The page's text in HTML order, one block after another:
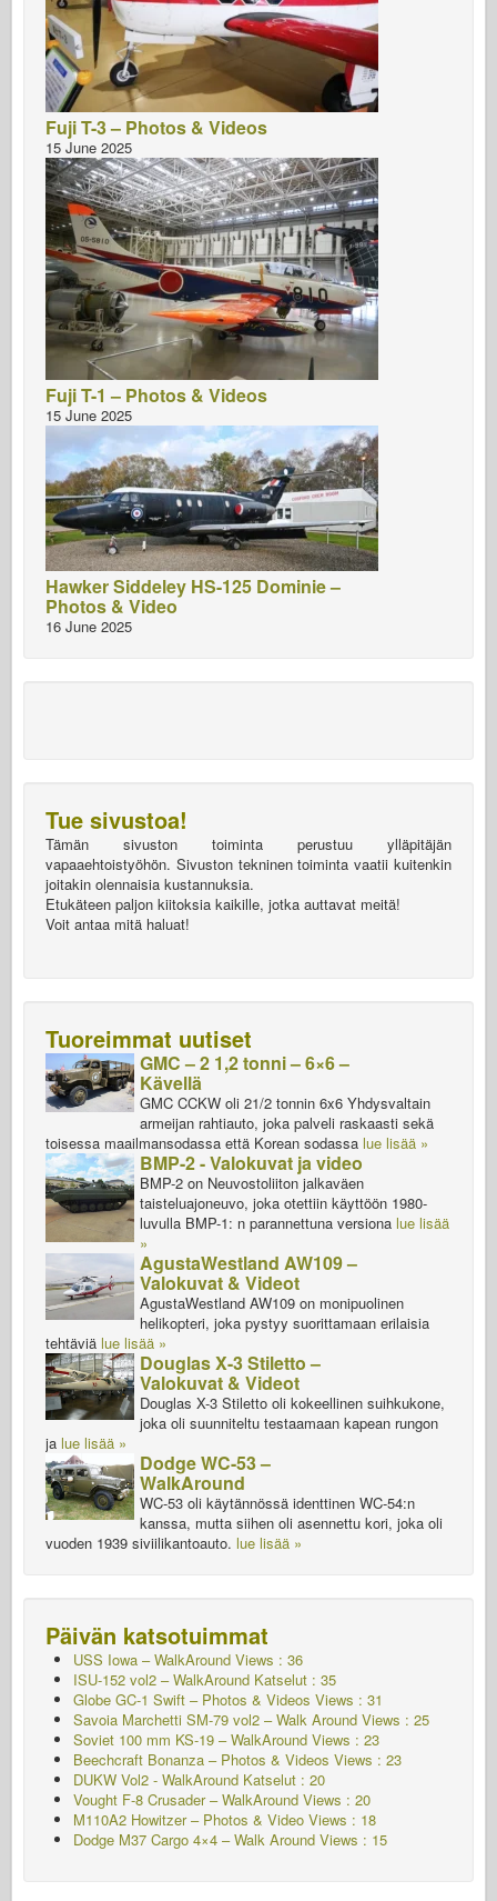
Fuji T-3 – Photos & Videos
15 June 2025
Fuji T-1 – Photos & Videos
15 June 2025
Hawker Siddeley HS-125 Dominie –
Photos & Video
16 June 2025
Tue sivustoa!
Tämän sivuston toiminta perustuu ylläpitäjän
vapaaehtoistyöhön. Sivuston tekninen toiminta vaatii kuitenkin
joitakin olennaisia kustannuksia.
Etukäteen paljon kiitoksia kaikille, jotka auttavat meitä!
Voit antaa mitä haluat!
Tuoreimmat uutiset
GMC – 2 1,2 tonni – 6×6 –
Kävellä
GMC CCKW oli 21/2 tonnin 6x6 Yhdysvaltain
armeijan rahtiauto, joka palveli raskaasti sekä
toisessa maailmansodassa että Korean sodassa lue lisää »
BMP-2 - Valokuvat ja video
BMP-2 on Neuvostoliiton jalkaväen
taisteluajoneuvo, joka otettiin käyttöön 1980-
luvulla BMP-1: n parannettuna versiona lue lisää
»
AgustaWestland AW109 –
Valokuvat & Videot
AgustaWestland AW109 on monipuolinen
helikopteri, joka pystyy suorittamaan erilaisia
tehtäviä lue lisää »
Douglas X-3 Stiletto –
Valokuvat & Videot
Douglas X-3 Stiletto oli kokeellinen suihkukone,
joka oli suunniteltu testaamaan kapean rungon
ja lue lisää »
Dodge WC-53 –
WalkAround
WC-53 oli käytännössä identtinen WC-54:n
kanssa, mutta siihen oli asennettu kori, joka oli
vuoden 1939 siviilikantoauto. lue lisää »
Päivän katsotuimmat
USS Iowa – WalkAround Views : 36
ISU-152 vol2 – WalkAround Katselut : 35
Globe GC-1 Swift – Photos & Videos Views : 31
Savoia Marchetti SM-79 vol2 – Walk Around Views : 25
Soviet 100 mm KS-19 – WalkAround Views : 23
Beechcraft Bonanza – Photos & Videos Views : 23
DUKW Vol2 - WalkAround Katselut : 20
Vought F-8 Crusader – WalkAround Views : 20
M110A2 Howitzer – Photos & Video Views : 18
Dodge M37 Cargo 4×4 – Walk Around Views : 15